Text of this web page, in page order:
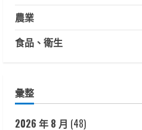
農業
食品、衛生
彙整
2026 年 8 月 (48)